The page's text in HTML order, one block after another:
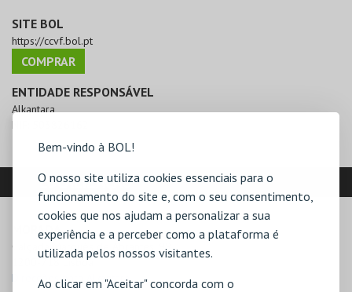
Bem-vindo à BOL!
O nosso site utiliza cookies essenciais para o
funcionamento do site e, com o seu consentimento,
cookies que nos ajudam a personalizar a sua
experiência e a perceber como a plataforma é
utilizada pelos nossos visitantes.
Ao clicar em "Aceitar" concorda com o
SITE BOL
https://ccvf.bol.pt
COMPRAR
ENTIDADE RESPONSÁVEL
Alkantara
NIF:
LOCALIZAÇÃO
MORADA
Calçada Marquês de Abrantes, 99
1200-718 Lisboa
Direcções para Alkantara